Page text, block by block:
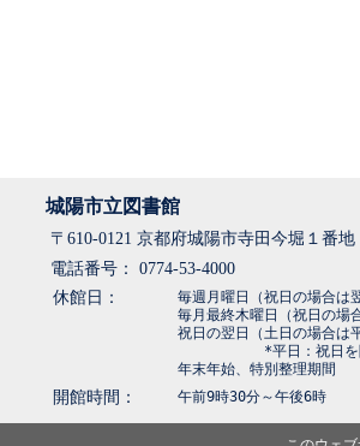
城陽市立図書館
〒610-0121 京都府城陽市寺田今堀１番
電話番号： 0774-53-4000
休館日：
毎週月曜日（祝日の場合は
毎月最終木曜日（祝日の場
祝日の翌日（土日の場合は
*平日：祝日を除
年末年始、特別整理期間
開館時間： 午前9時30分～午後6時